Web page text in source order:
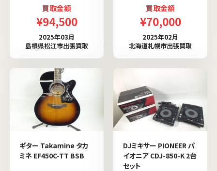
買取金額
¥94,500
2025年03月
島根県松江市出張買取
買取金額
¥70,000
2025年02月
北海道札幌市出張買取
ギター Takamine タカ
ミネ EF450C-TT BSB
DJミキサー PIONEER パ
イオニア CDJ-850-K 2台
セット